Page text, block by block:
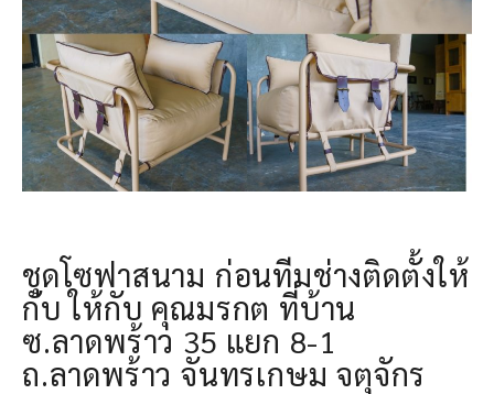
ชุดโซฟาสนาม ก่อนทีมช่างติดตั้งให้
กับ ให้กับ คุณมรกต ที่บ้าน
ซ.ลาดพร้าว 35 แยก 8-1
ถ.ลาดพร้าว จันทรเกษม จตุจักร